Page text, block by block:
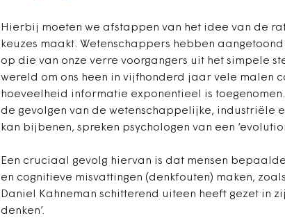
Hierbij moeten we afstappen van het idee van de
keuzes maakt. Wetenschappers hebben
op die van onze verre voorgangers uit het simpele
wereld om ons heen in vijfhonderd jaar vele malen
hoeveelheid informatie exponentieel is
de gevolgen van de wetenschappelijke, industriële
kan bijbenen, spreken psychologen van een
Een cruciaal gevolg hiervan is dat mensen
en cognitieve misvattingen (denkfouten) maken,
Daniel Kahneman schitterend uiteen heeft gezet in
denken’.